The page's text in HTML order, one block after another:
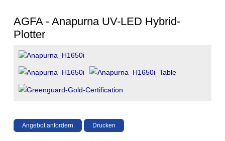
AGFA - Anapurna UV-LED Hybrid-
Plotter
Angebot anfordern Drucken